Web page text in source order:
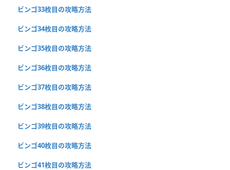
ビンゴ33枚目の攻略方法
ビンゴ34枚目の攻略方法
ビンゴ35枚目の攻略方法
ビンゴ36枚目の攻略方法
ビンゴ37枚目の攻略方法
ビンゴ38枚目の攻略方法
ビンゴ39枚目の攻略方法
ビンゴ40枚目の攻略方法
ビンゴ41枚目の攻略方法